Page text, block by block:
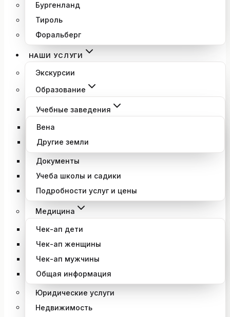
Бургенланд
Тироль
Форальберг
НАШИ УСЛУГИ
Экскурсии
Образование
Учебные заведения
Вена
Другие земли
Документы
Учеба школы и садики
Подробности услуг и цены
Медицина
Чек-ап дети
Чек-ап женщины
Чек-ап мужчины
Общая информация
Юридические услуги
Недвижимость